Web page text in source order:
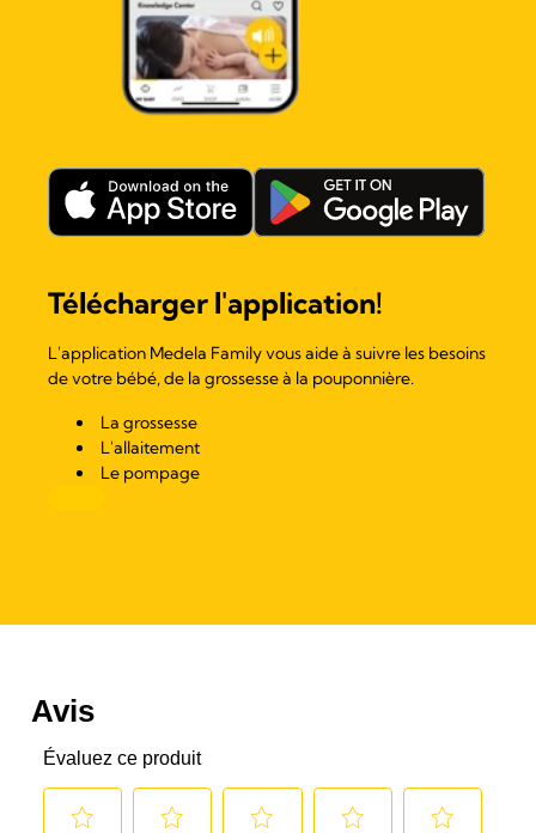
Télécharger l'application!
L'application Medela Family vous aide à suivre les besoins
de votre bébé, de la grossesse à la pouponnière.
La grossesse
L'allaitement
Le pompage